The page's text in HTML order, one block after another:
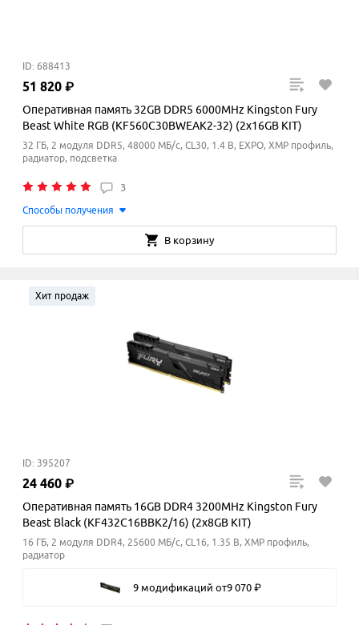
ID: 688413
51 820 ₽
Оперативная память 32GB DDR5 6000MHz Kingston Fury
Beast White RGB (KF560C30BWEAK2-32) (2x16GB KIT)
32 ГБ, 2 модуля DDR5, 48000 МБ/с, CL30, 1.4 В, EXPO, XMP профиль,
радиатор, подсветка
3
Способы получения
В корзину
Хит продаж
ID: 395207
24 460 ₽
Оперативная память 16GB DDR4 3200MHz Kingston Fury
Beast Black (KF432C16BBK2/16) (2x8GB KIT)
16 ГБ, 2 модуля DDR4, 25600 МБ/с, CL16, 1.35 В, XMP профиль,
радиатор
9 модификаций от9 070 ₽